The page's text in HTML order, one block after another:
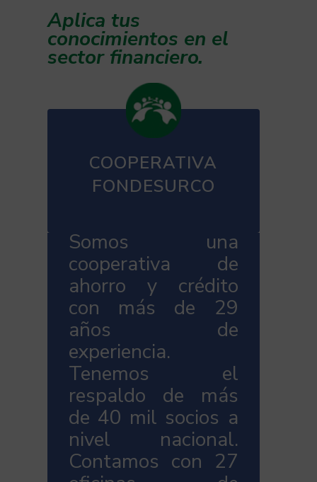
Aplica tus
conocimientos en el
sector financiero.
COOPERATIVA
FONDESURCO
Somos una
cooperativa de
ahorro y crédito
con más de 29
años de
experiencia.
Tenemos el
respaldo de más
de 40 mil socios a
nivel nacional.
Contamos con 27